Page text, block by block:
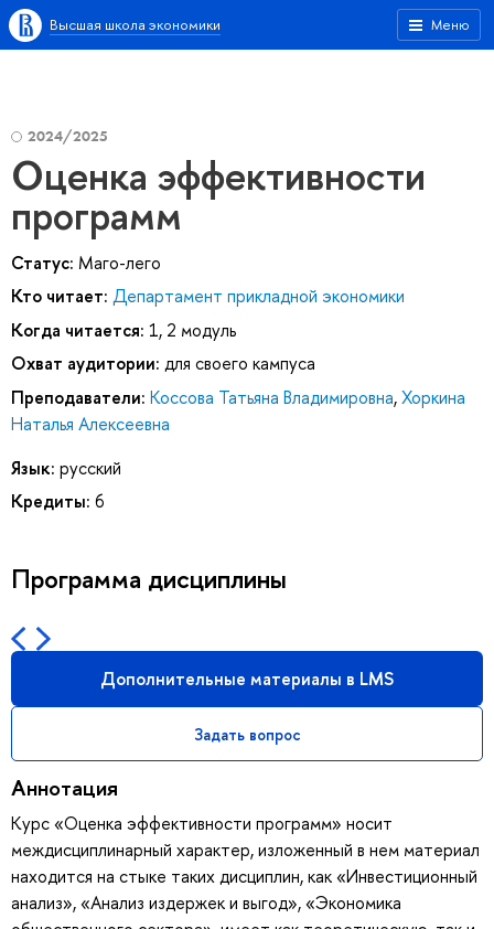
Меню
Высшая школа экономики
2024/2025
Оценка эффективности
программ
Статус: Маго-лего
Кто читает: Департамент прикладной экономики
Когда читается: 1, 2 модуль
Охват аудитории: для своего кампуса
Преподаватели: Коссова Татьяна Владимировна,Хоркина
Наталья Алексеевна
Язык: русский
Кредиты: 6
Программа дисциплины
Дополнительные материалы в LMS
Задать вопрос
Аннотация
Курс «Оценка эффективности программ» носит
междисциплинарный характер, изложенный в нем материал
находится на стыке таких дисциплин, как «Инвестиционный
анализ», «Анализ издержек и выгод», «Экономика